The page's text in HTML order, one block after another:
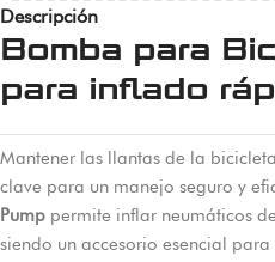
Descripción
Bomba para
para inflado
Mantener las llantas de la
clave para un manejo seguro y
Pump permite inflar neumáticos
siendo un accesorio esencial